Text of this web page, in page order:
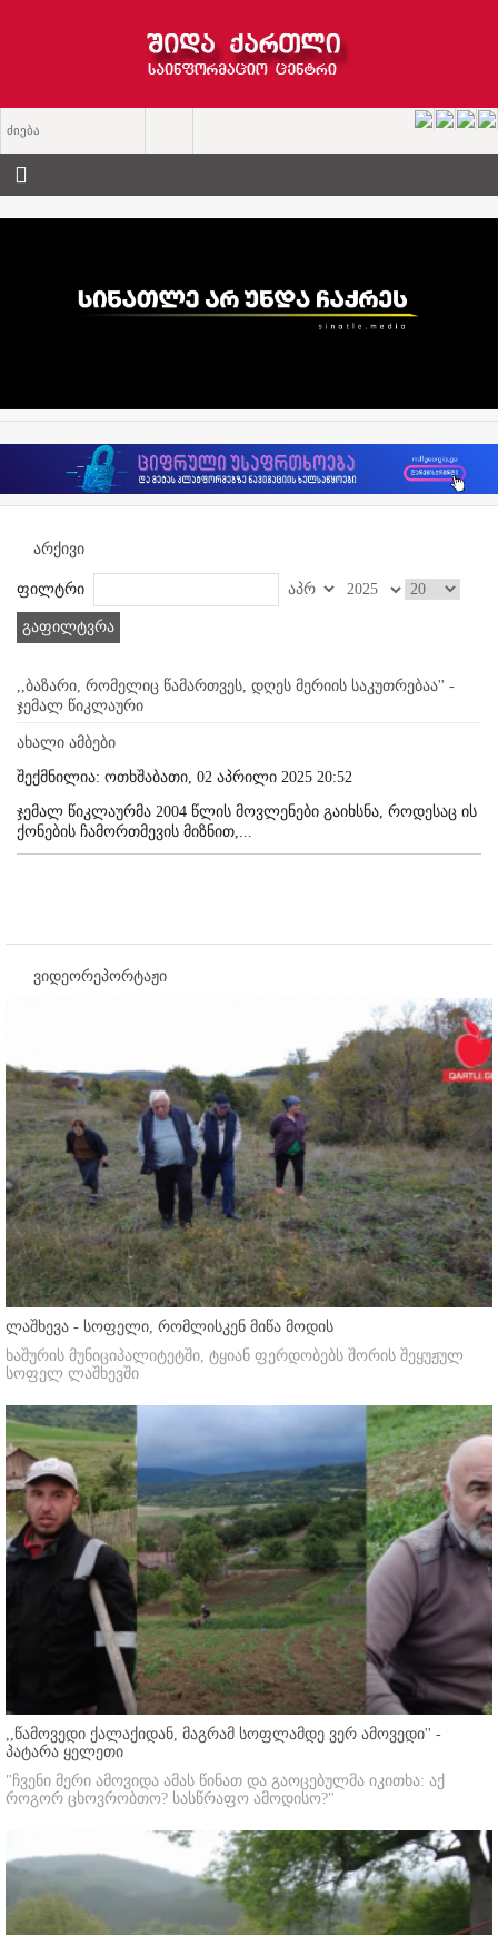
არქივი
ფილტრი
გაფილტვრა
,,ბაზარი, რომელიც წამართვეს, დღეს მერიის საკუთრებაა'' -
ჯემალ წიკლაური
ახალი ამბები
შექმნილია: ოთხშაბათი, 02 აპრილი 2025 20:52
ჯემალ წიკლაურმა 2004 წლის მოვლენები გაიხსნა, როდესაც ის
ქონების ჩამორთმევის მიზნით,...
ვიდეორეპორტაჟი
ლაშხევა - სოფელი, რომლისკენ მიწა მოდის
ხაშურის მუნიციპალიტეტში, ტყიან ფერდობებს შორის შეყუჟულ
სოფელ ლაშხევში
,,წამოვედი ქალაქიდან, მაგრამ სოფლამდე ვერ ამოვედი'' -
პატარა ყელეთი
"ჩვენი მერი ამოვიდა ამას წინათ და გაოცებულმა იკითხა: აქ
როგორ ცხოვრობთო? სასწრაფო ამოდისო?"